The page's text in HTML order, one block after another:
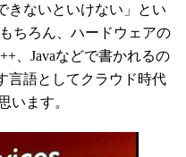
きないといけない」とい
ちろん、ハードウェアの
、Javaなどで書かれるの
言語としてクラウド時代
います。